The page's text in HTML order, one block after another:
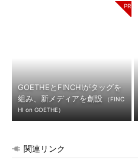
GOETHEとFINCHIがタッグを
組み、新メディアを創設
（FINC
HI on GOETHE）
関連リンク